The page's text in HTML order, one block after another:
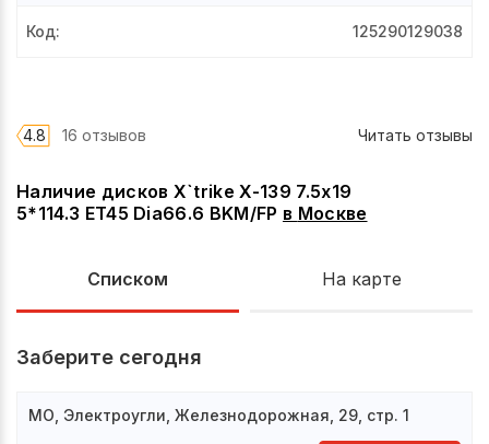
Наличие дисков X`trike X-139 7.5x19
5*114.3 ET45 Dia66.6 BKM/FP в Москве
Списком На карте
Заберите сегодня
МО, Электроугли, Железнодорожная, 29, стр. 1
Код: 125290129038
4.8 16 отзывов Читать отзывы